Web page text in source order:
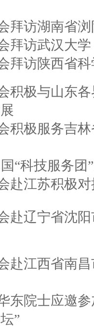
拜访湖南省
拜访武汉大
拜访陕西省
积极与山东
积极服务吉
“科技服务团
赴江苏积极
赴辽宁省沈
赴江西省南
东院士应邀
”